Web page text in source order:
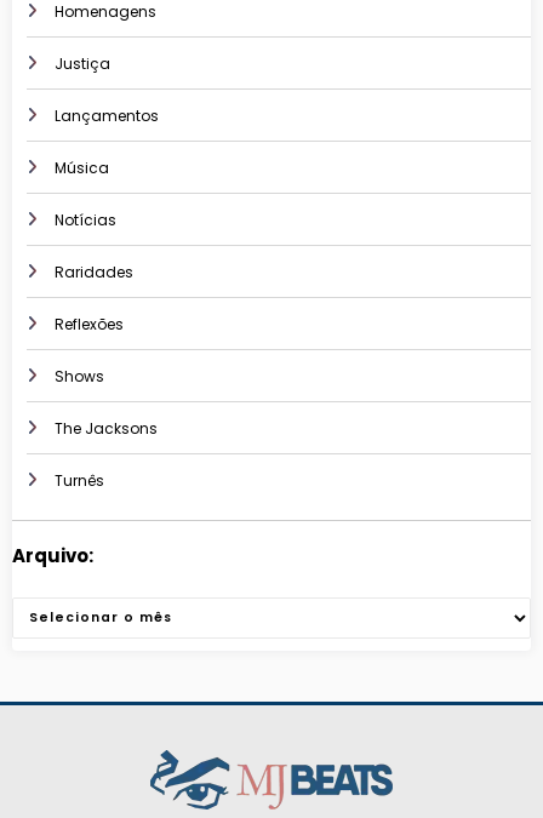
Homenagens
Justiça
Lançamentos
Música
Notícias
Raridades
Reflexões
Shows
The Jacksons
Turnês
Arquivo:
Arquivos